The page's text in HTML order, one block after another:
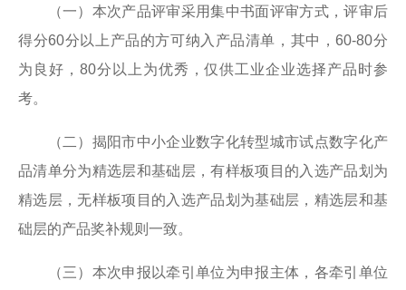
（一）本次产品评审采用集中书面评审方式，评审后
得分60分以上产品的方可纳入产品清单，其中，60-80分
为良好，80分以上为优秀，仅供工业企业选择产品时参
考。
（二）揭阳市中小企业数字化转型城市试点数字化产
品清单分为精选层和基础层，有样板项目的入选产品划为
精选层，无样板项目的入选产品划为基础层，精选层和基
础层的产品奖补规则一致。
（三）本次申报以牵引单位为申报主体，各牵引单位